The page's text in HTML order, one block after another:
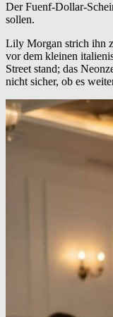
Der Fuenf-Dollar-
sollen.
Lily Morgan strich ihn
vor dem kleinen
Street stand; das
nicht sicher, ob es